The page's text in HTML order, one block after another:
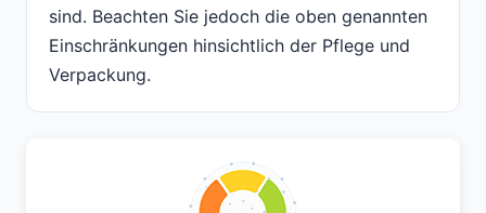
sind. Beachten Sie jedoch die oben genannten
Einschränkungen hinsichtlich der Pflege und
Verpackung.